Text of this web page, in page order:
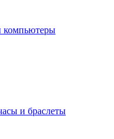
компьютеры
и браслеты